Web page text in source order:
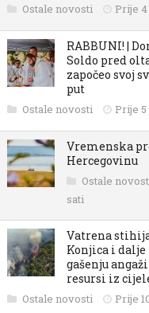
Ostale novosti Prije 4
RABBUNI! |
Soldo pred
započeo svoj
put
Ostale novosti Prije
Vremenska
Hercegovinu
Ostale
sati
Vatrena
Konjica i
gašenju
resursi iz
Ostale novosti Prije